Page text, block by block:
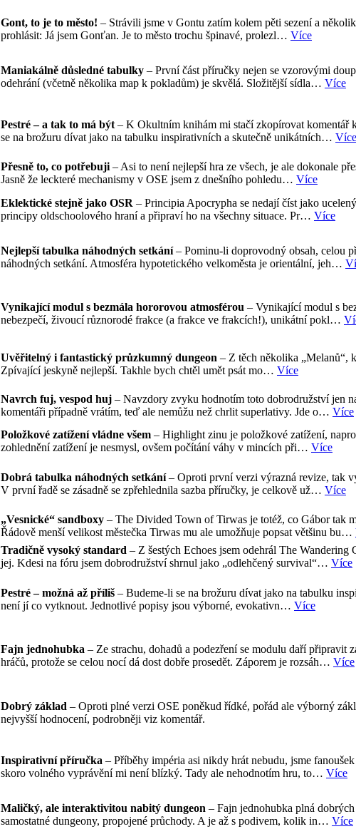
Gont, to je to město! – Strávili jsme v Gontu zatím kolem pěti sezení a
prohlásit: Já jsem Gonťan. Je to město trochu špinavé, prolezl… Více
Maniakálně důsledné tabulky – První část příručky nejen se vzorovými
odehrání (včetně několika map k pokladům) je skvělá. Složitější sídla… Více
Pestré – a tak to má být – K Okultním knihám mi stačí zkopírovat komentář
se na brožuru dívat jako na tabulku inspirativních a skutečně unikátních… Více
Přesně to, co potřebuji – Asi to není nejlepší hra ze všech, je ale dokonale
Jasně že leckteré mechanismy v OSE jsem z dnešního pohledu… Více
Eklektické stejně jako OSR – Principia Apocrypha se nedají číst jako
principy oldschoolového hraní a připraví ho na všechny situace. Pr… Více
Nejlepší tabulka náhodných setkání– Pominu-li doprovodný obsah, celou
náhodných setkání. Atmosféra hypotetického velkoměsta je orientální, jeh…
Vynikající modul s bezmála hororovou atmosférou – Vynikající modul s
nebezpečí, živoucí různorodé frakce (a frakce ve frakcích!), unikátní pokl…
Uvěřitelný i fantastický průzkumný dungeon – Z těch několika „Melanů“,
Zpívající jeskyně nejlepší. Takhle bych chtěl umět psát mo… Více
Navrch fuj, vespod huj – Navzdory zvyku hodnotím toto dobrodružství jen
komentáři případně vrátím, teď ale nemůžu než chrlit superlativy. Jde o… Více
Položkové zatížení vládne všem – Highlight zinu je položkové zatížení,
zohlednění zatížení je nesmysl, ovšem počítání váhy v mincích při… Více
Dobrá tabulka náhodných setkání– Oproti první verzi výrazná revize, tak
V první řadě se zásadně se zpřehlednila sazba příručky, je celkově už… Více
„Vesnické“ sandboxy – The Divided Town of Tirwas je totéž, co Gábor tak
Řádově menší velikost městečka Tirwas mu ale umožňuje popsat většinu bu…
Tradičně vysoký standard – Z šestých Echoes jsem odehrál The
jej. Kdesi na fóru jsem dobrodružství shrnul jako „odlehčený survival“… Více
Pestré – možná až příliš – Budeme-li se na brožuru dívat jako na tabulku
není jí co vytknout. Jednotlivé popisy jsou výborné, evokativn… Více
Fajn jednohubka – Ze strachu, dohadů a podezření se modulu daří
hráčů, protože se celou nocí dá dost dobře prosedět. Záporem je rozsáh… Více
Dobrý základ – Oproti plné verzi OSE poněkud řídké, pořád ale výborný
nejvyšší hodnocení, podrobněji viz komentář.
Inspirativní příručka – Příběhy impéria asi nikdy hrát nebudu, jsme
skoro volného vyprávění mi není blízký. Tady ale nehodnotím hru, to… Více
Maličký, ale interaktivitou nabitý dungeon – Fajn jednohubka plná
samostatné dungeony, propojené průchody. A je až s podivem, kolik in… Více